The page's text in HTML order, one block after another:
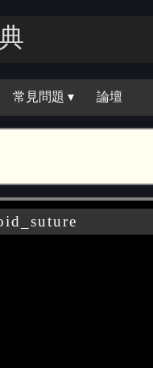
常見問題 ▾ 論壇